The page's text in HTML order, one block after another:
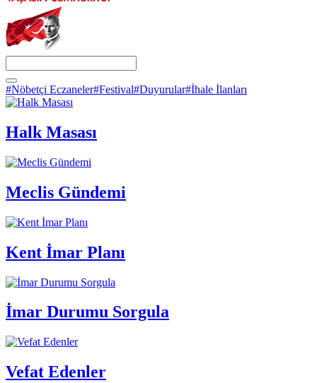
#Nöbetçi Eczaneler#Festival#Duyurular#İhale İlanları
Halk Masası
Meclis Gündemi
Kent İmar Planı
İmar Durumu Sorgula
Vefat Edenler